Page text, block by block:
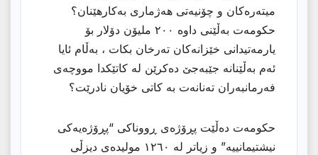
میتەرەکان و چۆنیەتی هەژماری بەکارهێنان؟
حکومەت بەڵێنی داوە ٢٠٠ ملیۆن دۆلار بۆ
یارمەتیدانی خێزانەکان تەرخان بکات ، بەڵام ئایا
ئەم بەڵێنانە جێبەجێ دەکرێن لە کاتێکدا مووچەی
فەرمانبەران تەنانەت بە کاتی خۆیان نادرێت؟
حکومەت دەڵێت پڕۆژەی ڕووناکی “پڕۆژەیەکی
نیشتیمانییە” و زیاتر لە ١٢٦٠ مولیدەی دیزڵی